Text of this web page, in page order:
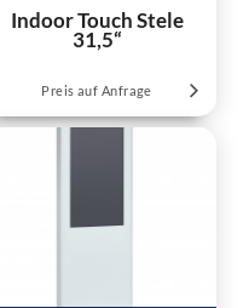
Indoor Touch Stele
31,5“
Preis auf Anfrage